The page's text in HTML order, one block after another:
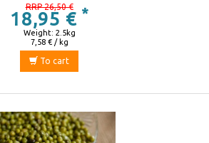
RRP 26,50 €
18,95 € *
7,58 € / kg
Weight: 2.5kg
To cart